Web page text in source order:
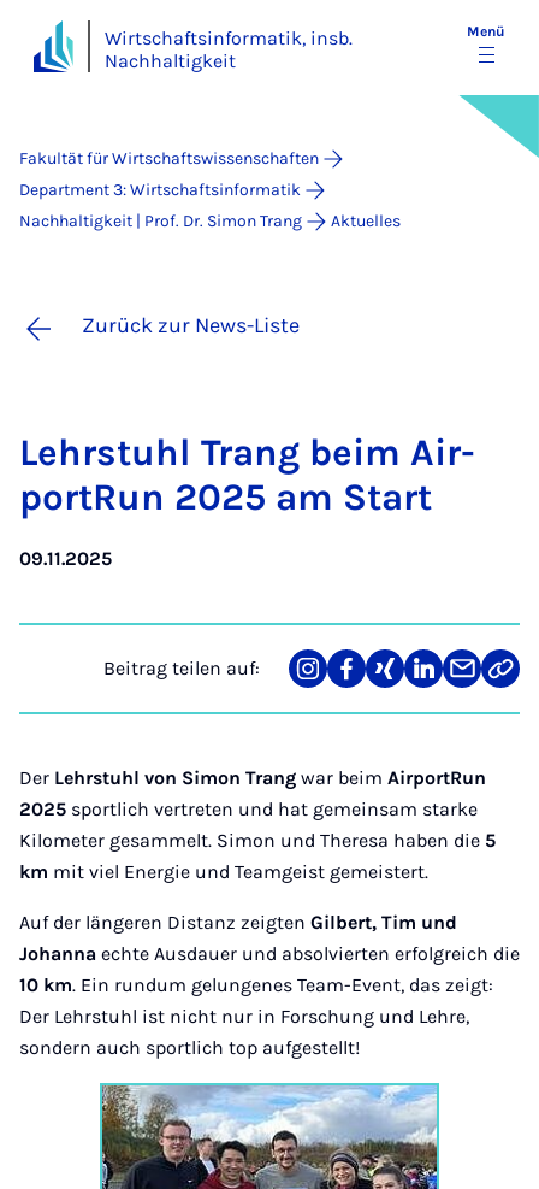
Wirtschaftsinformatik, insb.
Nachhaltigkeit
Menü
Fakultät für Wirtschaftswissenschaften
Department 3: Wirtschaftsinformatik
Nachhaltigkeit | Prof. Dr. Simon Trang
Aktuelles
Zurück zur News-Liste
Lehr­stuhl Trang beim Air­
por­tRun 2025 am Start
09.11.2025
Beitrag teilen auf:
Teilen
auf
Teilen
auf
Teilen
auf
Teilen
auf
Teilen
über
Link
Der Lehrstuhl von Simon Trang war beim AirportRun
2025 sportlich vertreten und hat gemeinsam starke
Kilometer gesammelt. Simon und Theresa haben die 5
km mit viel Energie und Teamgeist gemeistert.
Auf der längeren Distanz zeigten Gilbert, Tim und
Johanna echte Ausdauer und absolvierten erfolgreich die
10 km. Ein rundum gelungenes Team-Event, das zeigt:
Der Lehrstuhl ist nicht nur in Forschung und Lehre,
sondern auch sportlich top aufgestellt!